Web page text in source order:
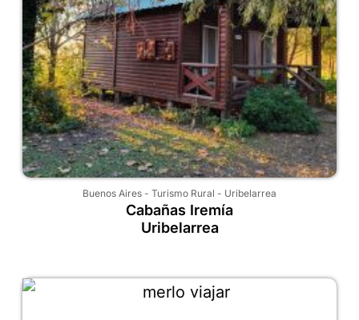
Buenos Aires - Turismo Rural - Uribelarrea
Cabañas Iremía
Uribelarrea